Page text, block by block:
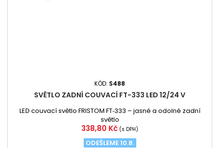
KÓD: S488
SVĚTLO ZADNÍ COUVACÍ FT-333 LED 12/24 V
LED couvací světlo FRISTOM FT‑333 – jasné a odolné zadní
světlo
Cena
338,80 Kč (s DPH)
ODEŠLEME 10.8.